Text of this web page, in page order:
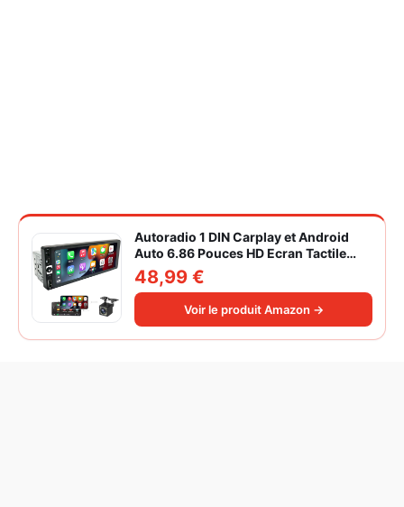
Autoradio 1 DIN Carplay et Android
Auto 6.86 Pouces HD Ecran Tactile
Poste Radio Voiture Soutien Lien
Miroir iOS/Android/Radio FM/USB/EQ
Autoradio Bluetooth Caméra de Recul
48,99 €
Voir le produit Amazon →